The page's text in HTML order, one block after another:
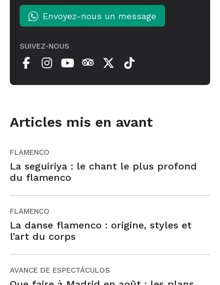
Envoyez-nous un message
SUIVEZ-NOUS
Articles mis en avant
FLAMENCO
La seguiriya : le chant le plus profond
du flamenco
FLAMENCO
La danse flamenco : origine, styles et
l’art du corps
AVANCE DE ESPECTÁCULOS